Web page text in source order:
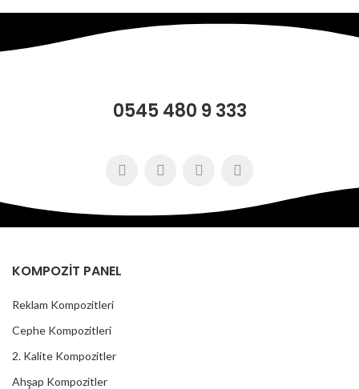
0545 480 9 333
KOMPOZİT PANEL
Reklam Kompozitleri
Cephe Kompozitleri
2. Kalite Kompozitler
Ahşap Kompozitler